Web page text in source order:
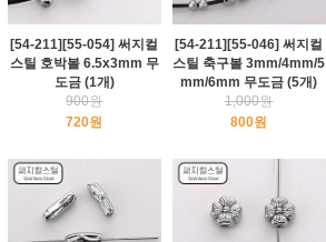
[54-211][55-054] 써지컬
스틸 호박볼 6.5x3mm 무
도금 (1개)
900원
720원
[54-211][55-046] 써지컬
스틸 축구볼 3mm/4mm/5
mm/6mm 무도금 (5개)
1,000원
800원